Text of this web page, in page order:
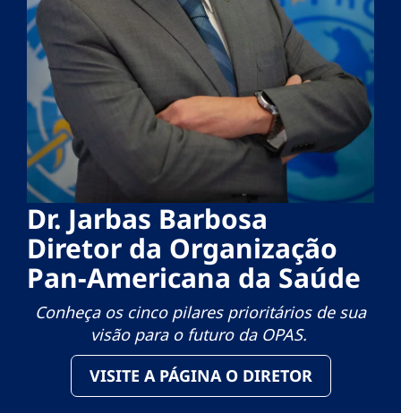
Dr. Jarbas Barbosa
Diretor da Organização
Pan-Americana da Saúde
Conheça os cinco pilares prioritários de sua
visão para o futuro da OPAS.
VISITE A PÁGINA O DIRETOR